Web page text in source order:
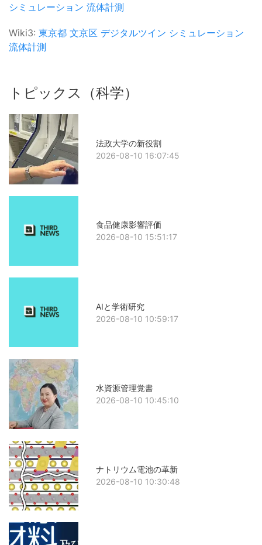
シミュレーション 流体計測
Wiki3: 東京都 文京区 デジタルツイン シミュレーション
流体計測
トピックス（科学）
法政大学の新役割
2026-08-10 16:07:45
食品健康影響評価
2026-08-10 15:51:17
AIと学術研究
2026-08-10 10:59:17
水資源管理覚書
2026-08-10 10:45:10
ナトリウム電池の革新
2026-08-10 10:30:48